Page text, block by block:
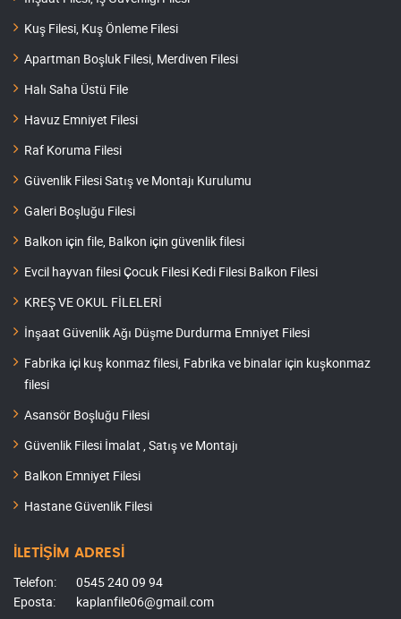
Kuş Filesi, Kuş Önleme Filesi
Apartman Boşluk Filesi, Merdiven Filesi
Halı Saha Üstü File
Havuz Emniyet Filesi
Raf Koruma Filesi
Güvenlik Filesi Satış ve Montajı Kurulumu
Galeri Boşluğu Filesi
Balkon için file, Balkon için güvenlik filesi
Evcil hayvan filesi Çocuk Filesi Kedi Filesi Balkon Filesi
KREŞ VE OKUL FİLELERİ
İnşaat Güvenlik Ağı Düşme Durdurma Emniyet Filesi
Fabrika içi kuş konmaz filesi, Fabrika ve binalar için kuşkonmaz
filesi
Asansör Boşluğu Filesi
Güvenlik Filesi İmalat , Satış ve Montajı
Balkon Emniyet Filesi
Hastane Güvenlik Filesi
İLETİŞİM ADRESİ
Telefon:
0545 240 09 94
Eposta:
kaplanfile06@gmail.com